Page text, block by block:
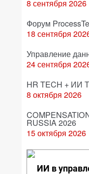
8 сентября 2026
Форум
18 сентября
Управление
24 сентября
HR TECH +
8 октября 2026
RUSSIA 2026
15 октября 2026
ИИ в